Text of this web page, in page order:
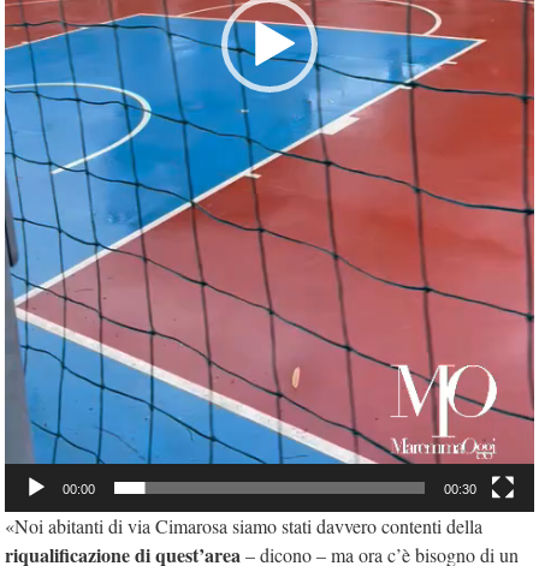
00:00 00:30
«Noi abitanti di via Cimarosa siamo stati davvero contenti della
riqualificazione di quest’area– dicono – ma ora c’è bisogno di un